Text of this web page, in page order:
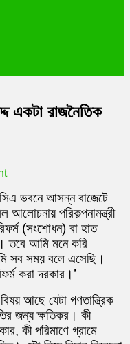
একটা রাজনৈতিক
on
বলেন,
‘বাজেট
বরাদ্দ
একটা
রাজনৈতিক
অর্থনৈতিক
ব্যাপার!
সিএ ভবনে আসন্ন বাজেটে
আলোচনায় পরিকল্পনামন্ত্রী
(সংশোধন) বা হাত
তবে আমি মনে করি
সব সময় বলে এসেছি।
করা দরকার।’
আছে যেটা গণতান্ত্রিক
জন্য ক্ষতিকর। কী
কী পরিমাণে গ্রামে